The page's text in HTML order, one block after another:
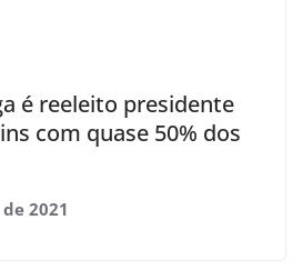
é reeleito presidente
com quase 50% dos
2021